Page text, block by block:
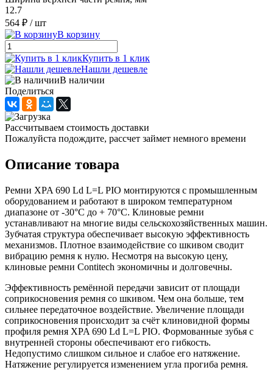
12.7
564 ₽ / шт
В корзину
Купить в 1 клик
Нашли дешевле
В наличии
Поделиться
Рассчитываем стоимость доставки
Пожалуйста подождите, рассчет займет немного времени
Описание товара
Ремни XPA 690 Ld L=L PIO монтируются с промышленным
оборудованием и работают в широком температурном
диапазоне от -30°С до + 70°С. Клиновые ремни
устанавливают на многие виды сельскохозяйственных машин.
Зубчатая структура обеспечивает высокую эффективность
механизмов. Плотное взаимодействие со шкивом сводит
вибрацию ремня к нулю. Несмотря на высокую цену,
клиновые ремни Contitech экономичны и долговечны.
Эффективность ремённой передачи зависит от площади
соприкосновения ремня со шкивом. Чем она больше, тем
сильнее передаточное воздействие. Увеличение площади
соприкосновения происходит за счёт клиновидной формы
профиля ремня XPA 690 Ld L=L PIO. Формованные зубья с
внутренней стороны обеспечивают его гибкость.
Недопустимо слишком сильное и слабое его натяжение.
Натяжение регулируется изменением угла прогиба ремня.